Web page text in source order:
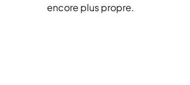
encore plus propre.